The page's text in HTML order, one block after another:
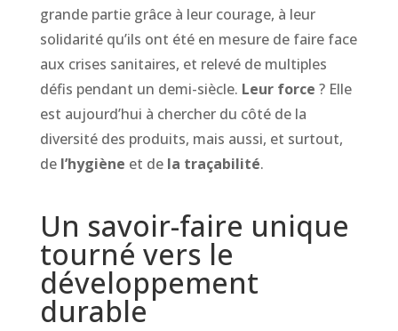
grande partie grâce à leur courage, à leur
solidarité qu’ils ont été en mesure de faire face
aux crises sanitaires, et relevé de multiples
défis pendant un demi-siècle. Leur force ? Elle
est aujourd’hui à chercher du côté de la
diversité des produits, mais aussi, et surtout,
de l’hygiène et de la traçabilité.
Un savoir-faire unique
tourné vers le
développement
durable